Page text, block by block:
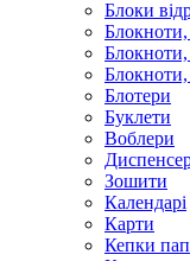
Блоки
Блокноти,
Блотери
Буклети
Воблери
Зошити
Календарі
Карти
Кепки